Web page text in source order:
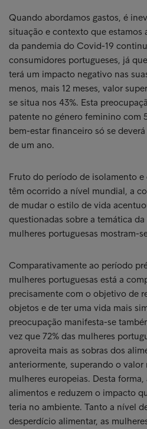
Quando abordamos gastos, é
situação e contexto que estamos
da pandemia do Covid-19
consumidores portugueses, já
terá um impacto negativo nas
menos, mais 12 meses, valor
se situa nos 43%. Esta
patente no género feminino com
bem-estar financeiro só se
de um ano.
Fruto do período de isolamento
têm ocorrido a nível mundial, a
de mudar o estilo de vida
questionadas sobre a temática
mulheres portuguesas mostram-
Comparativamente ao período
mulheres portuguesas está a
precisamente com o objetivo de
objetos e de ter uma vida mais
preocupação manifesta-se
vez que 72% das mulheres
aproveita mais as sobras dos
anteriormente, superando o valor
mulheres europeias. Desta
alimentos e reduzem o impacto
teria no ambiente. Tanto a nível
desperdício alimentar, as